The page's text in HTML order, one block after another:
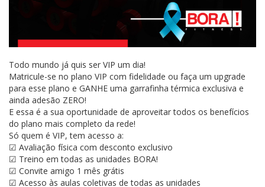
Todo mundo já quis ser VIP um dia!
Matricule-se no plano VIP com fidelidade ou faça um upgrade
para esse plano e GANHE uma garrafinha térmica exclusiva e
ainda adesão ZERO!
E essa é a sua oportunidade de aproveitar todos os benefícios
do plano mais completo da rede!
Só quem é VIP, tem acesso a:
☑ Avaliação física com desconto exclusivo
☑ Treino em todas as unidades BORA!
☑ Convite amigo 1 mês grátis
☑ Acesso às aulas coletivas de todas as unidades